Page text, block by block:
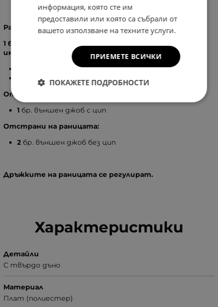
Разпределение:
1 бр. голямо отделение, затварящо се с цип, в него
има:
бр. вътрешен джоб без цип
бр. вътрешен джоб с цип
Отпред на раницата:
1 бр. външен джоб с цип
Отстрани на раницата:
2 бр. външен джоб без цип
Дръжките на раницата се регулират.
Характеристики
Детайли
С твърдо дъно
Материал
Плат (полиестер)
информация, която сте им
предоставили или която са събрали от
вашето използване на техните услуги.
ПРИЕМЕТЕ ВСИЧКИ
ПОКАЖЕТЕ ПОДРОБНОСТИ